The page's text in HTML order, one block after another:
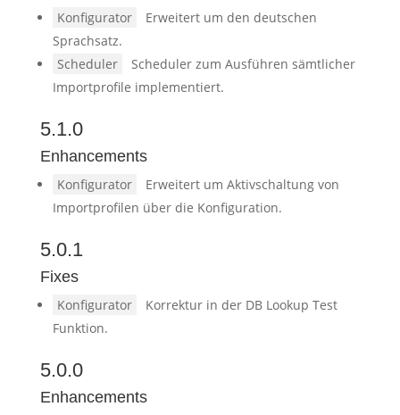
Konfigurator
Erweitert um den deutschen
Sprachsatz.
Scheduler
Scheduler zum Ausführen sämtlicher
Importprofile implementiert.
5.1.0
Enhancements
Konfigurator
Erweitert um Aktivschaltung von
Importprofilen über die Konfiguration.
5.0.1
Fixes
Konfigurator
Korrektur in der DB Lookup Test
Funktion.
5.0.0
Enhancements